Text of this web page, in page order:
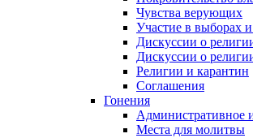
Чувства верующих
Участие в выборах
Дискуссии о
Дискуссии о
Религии и карантин
Соглашения
Гонения
Административное
Места для молитвы